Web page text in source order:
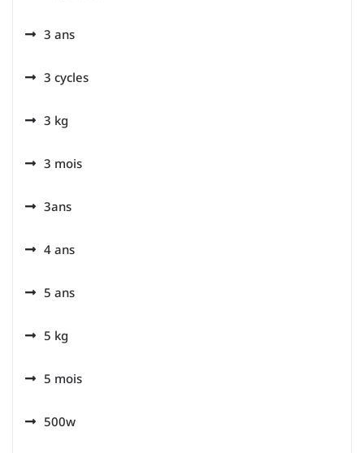
3 ans
3 cycles
3 kg
3 mois
3ans
4 ans
5 ans
5 kg
5 mois
500w